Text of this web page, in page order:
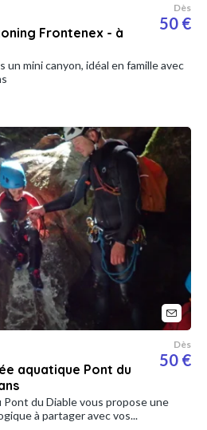
Frontenex - à
Dès
50 €
un mini canyon, idéal en famille avec
aquatique Pont du
Dès
50 €
du Diable vous propose une
à partager avec vos...